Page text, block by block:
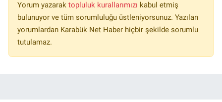
Yorum yazarak topluluk kurallarımızı kabul etmiş
bulunuyor ve tüm sorumluluğu üstleniyorsunuz. Yazılan
yorumlardan Karabük Net Haber hiçbir şekilde sorumlu
tutulamaz.